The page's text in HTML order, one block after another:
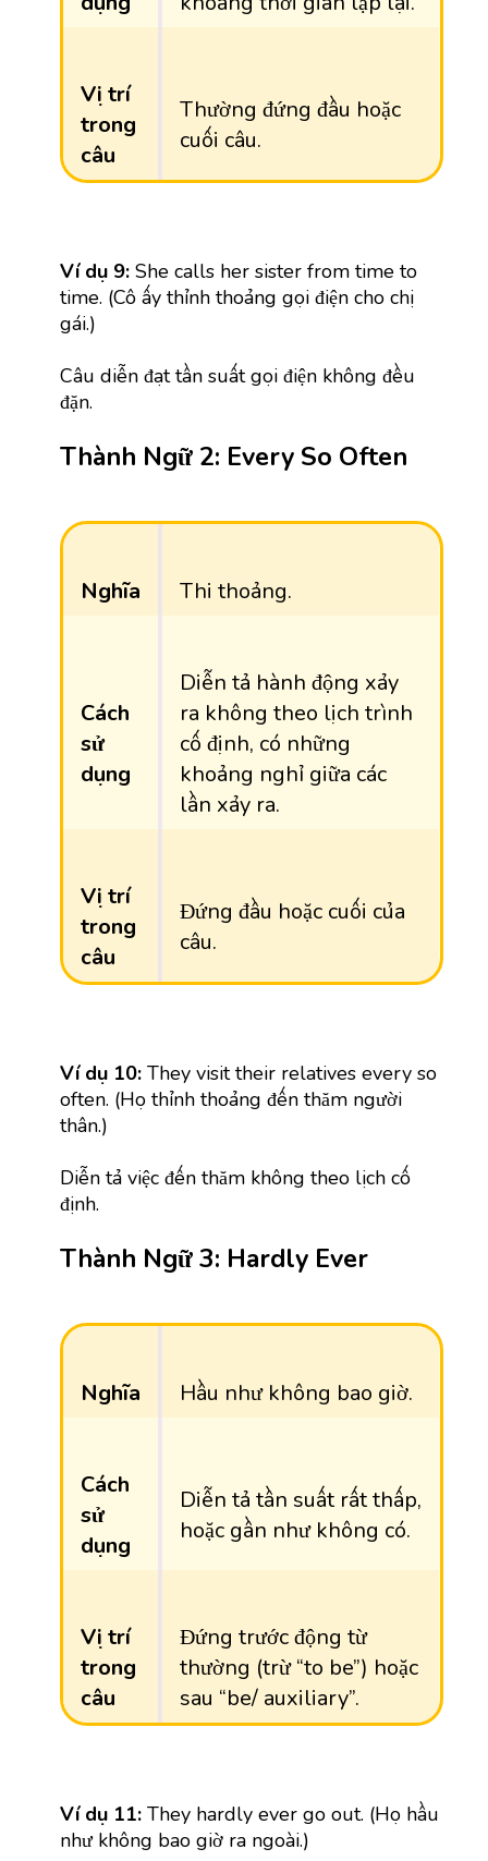
Vị trí
trong
câu
Thường đứng đầu hoặc
cuối câu.
Ví dụ 9: She calls her sister from time to
time. (Cô ấy thỉnh thoảng gọi điện cho chị
gái.)
Câu diễn đạt tần suất gọi điện không đều
đặn.
Thành Ngữ 2: Every So Often
Nghĩa Thi thoảng.
Cách
sử
dụng
Diễn tả hành động xảy
ra không theo lịch trình
cố định, có những
khoảng nghỉ giữa các
lần xảy ra.
Vị trí
trong
câu
Đứng đầu hoặc cuối của
câu.
Ví dụ 10: They visit their relatives every so
often. (Họ thỉnh thoảng đến thăm người
thân.)
Diễn tả việc đến thăm không theo lịch cố
định.
Thành Ngữ 3: Hardly Ever
Nghĩa Hầu như không bao giờ.
Cách
sử
dụng
Diễn tả tần suất rất thấp,
hoặc gần như không có.
Vị trí
trong
câu
Đứng trước động từ
thường (trừ “to be”) hoặc
sau “be/ auxiliary”.
Ví dụ 11: They hardly ever go out. (Họ hầu
như không bao giờ ra ngoài.)